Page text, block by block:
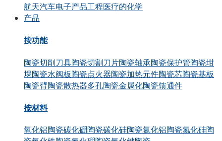
航天汽车电子产品工程医疗的化学
产品
按功能
陶瓷切削刀具陶瓷切割刀片陶瓷轴承陶瓷保护管陶瓷坩
埚陶瓷水阀板陶瓷点火器陶瓷加热元件陶瓷芯陶瓷基板
陶瓷臂陶瓷散热器多孔陶瓷金属化陶瓷馈通件
按材料
氧化铝陶瓷碳化硼陶瓷碳化硅陶瓷氮化铝陶瓷氮化硅陶